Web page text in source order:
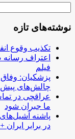
نوشته‌های تازه
تکذیب وقوع
اعتراف رسانه
فیلم
پزشکیان: وفاق
چالش‌های
عراقچی در
ما جبران شود
پاشنه
در برابر ایران